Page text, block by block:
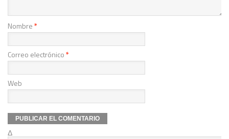
Nombre*
Correo electrónico*
Web
Δ